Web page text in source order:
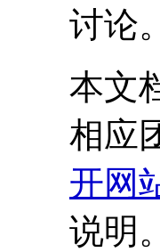
讨论。
本文
相应
开网
说明